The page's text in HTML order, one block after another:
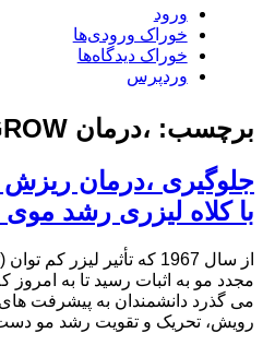
ورود
خوراک ورودی‌ها
خوراک دیدگاه‌ها
وردپرس
برچسب: ،درمان IGROW
جلوگیری ،درمان
با کلاه لیزری رشد موی IGROW
می گذرد دانشمندان به پیشرفت
رویش، تحریک و تقویت رشد مو دست